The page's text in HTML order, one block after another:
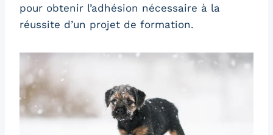
pour obtenir l’adhésion nécessaire à la
réussite d’un projet de formation.